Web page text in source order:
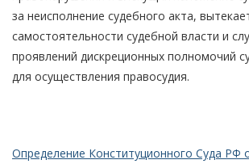
за неисполнение судебного акта,
самостоятельности судебной власти и
проявлений дискреционных полномочий
для осуществления правосудия.
Определение Конституционного Суда РФ